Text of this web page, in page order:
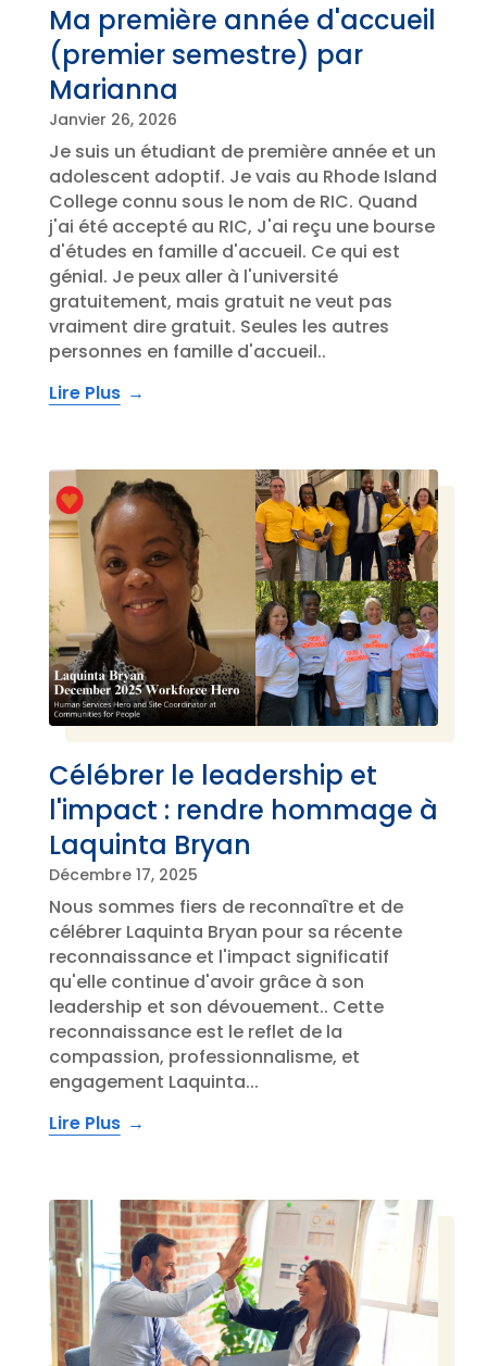
Ma première année d'accueil
(premier semestre) par
Marianna
Janvier 26, 2026
Je suis un étudiant de première année et un
adolescent adoptif. Je vais au Rhode Island
College connu sous le nom de RIC. Quand
j'ai été accepté au RIC, J'ai reçu une bourse
d'études en famille d'accueil. Ce qui est
génial. Je peux aller à l'université
gratuitement, mais gratuit ne veut pas
vraiment dire gratuit. Seules les autres
personnes en famille d'accueil..
Lire Plus
Célébrer le leadership et
l'impact : rendre hommage à
Laquinta Bryan
Décembre 17, 2025
Nous sommes fiers de reconnaître et de
célébrer Laquinta Bryan pour sa récente
reconnaissance et l'impact significatif
qu'elle continue d'avoir grâce à son
leadership et son dévouement.. Cette
reconnaissance est le reflet de la
compassion, professionnalisme, et
engagement Laquinta...
Lire Plus